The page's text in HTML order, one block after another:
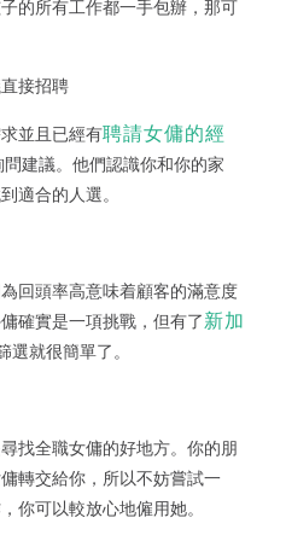
的所有工作都一手包辦，那可
接招聘
並且已經有聘請女傭的經
問建議。他們認識你和你的家
適合的人選。
回頭率高意味着顧客的滿意度
確實是一項挑戰，但有了新加
選就很簡單了。
找全職女傭的好地方。你的朋
轉交給你，所以不妨嘗試一
你可以較放心地僱用她。